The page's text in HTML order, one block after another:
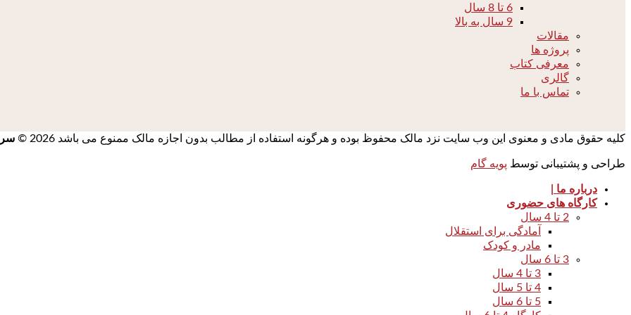
6 تا 8 سال
9 سال به بالا
مقالات
پروژه ها
معرفی کتاب
گالری
تماس با ما
کلیه حقوق مادی و معنوی این وب سایت نزد مالک محفوظ بوده و هرگونه استفاده از مطالب بدون اجازه مالک ممنوع می باشد 2026 ©
طراحی و پشتیبانی توسط پویه گام
درباره ما |
کارگاه های حضوری
2 تا 4 سال
آمادگی برای استقلال
مادر و کودک
3 تا 6 سال
3 تا 4 سال
4 تا 5 سال
5 تا 6 سال